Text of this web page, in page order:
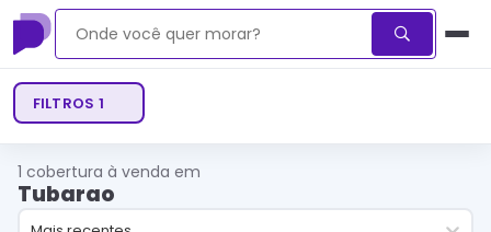
FILTROS 1
1 cobertura à venda em
Tubarao